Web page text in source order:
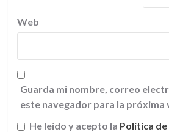
Web
Guarda mi nombre, correo
este navegador para la próxima
He leído y acepto la Política